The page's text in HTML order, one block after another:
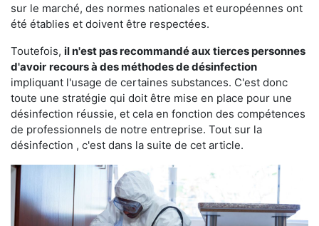
sur le marché, des normes nationales et européennes ont
été établies et doivent être respectées.
Toutefois, il n'est pas recommandé aux tierces personnes
d'avoir recours à des méthodes de désinfection
impliquant l'usage de certaines substances. C'est donc
toute une stratégie qui doit être mise en place pour une
désinfection réussie, et cela en fonction des compétences
de professionnels de notre entreprise. Tout sur la
désinfection , c'est dans la suite de cet article.